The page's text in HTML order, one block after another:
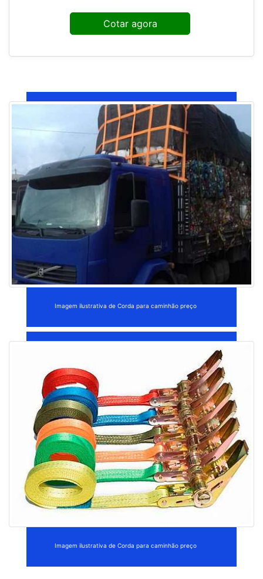
Cotar agora
Imagem ilustrativa de Corda para caminhão preço
Imagem ilustrativa de Corda para caminhão preço